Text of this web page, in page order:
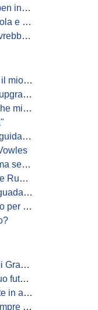
più"
Lord
2028
i rivali